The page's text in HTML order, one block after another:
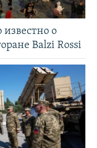
о
Balzi Rossi